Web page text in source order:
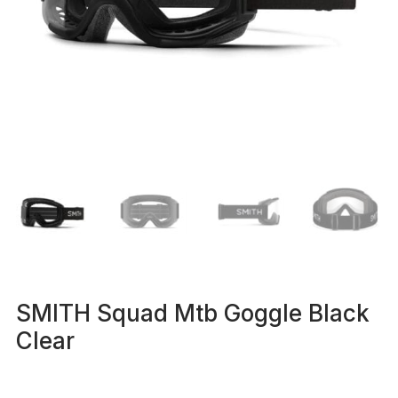
SMITH Squad Mtb Goggle Black
Clear